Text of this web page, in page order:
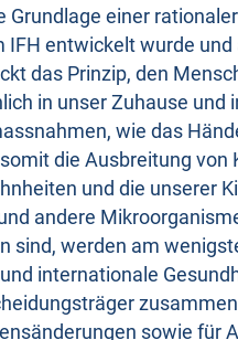
Grundlage einer
IFH entwickelt wurde
das Prinzip, den
in unser Zuhause und
wie das
die Ausbreitung von
und die unserer
andere
sind, werden am
internationale
sowie für